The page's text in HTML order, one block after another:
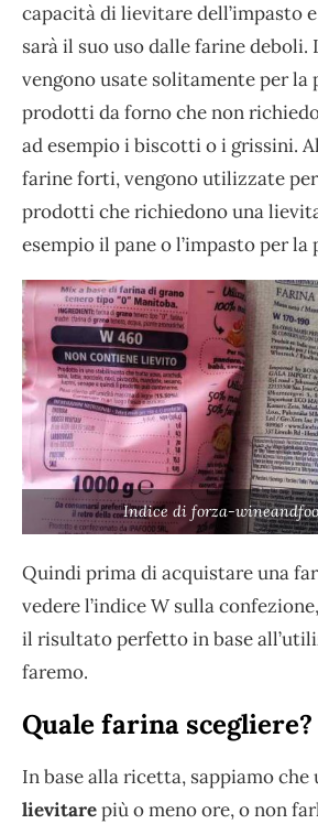
capacità di lievitare dell’impasto
sarà il suo uso dalle farine deboli.
vengono usate solitamente per la
prodotti da forno che non
ad esempio i biscotti o i grissini.
farine forti, vengono utilizzate
prodotti che richiedono una
esempio il pane o l’impasto per la
Indice di forza-
Quindi prima di acquistare una
vedere l’indice W sulla
il risultato perfetto in base
faremo.
Quale farina scegliere?
In base alla ricetta, sappiamo che
lievitarepiù o meno ore, o non